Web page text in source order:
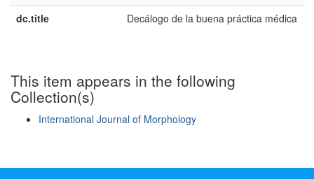
dc.title
Decálogo de la buena práctica médica
This item appears in the following
Collection(s)
International Journal of Morphology